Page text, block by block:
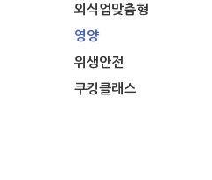
외식업맞춤형
영양
위생안전
쿠킹클래스